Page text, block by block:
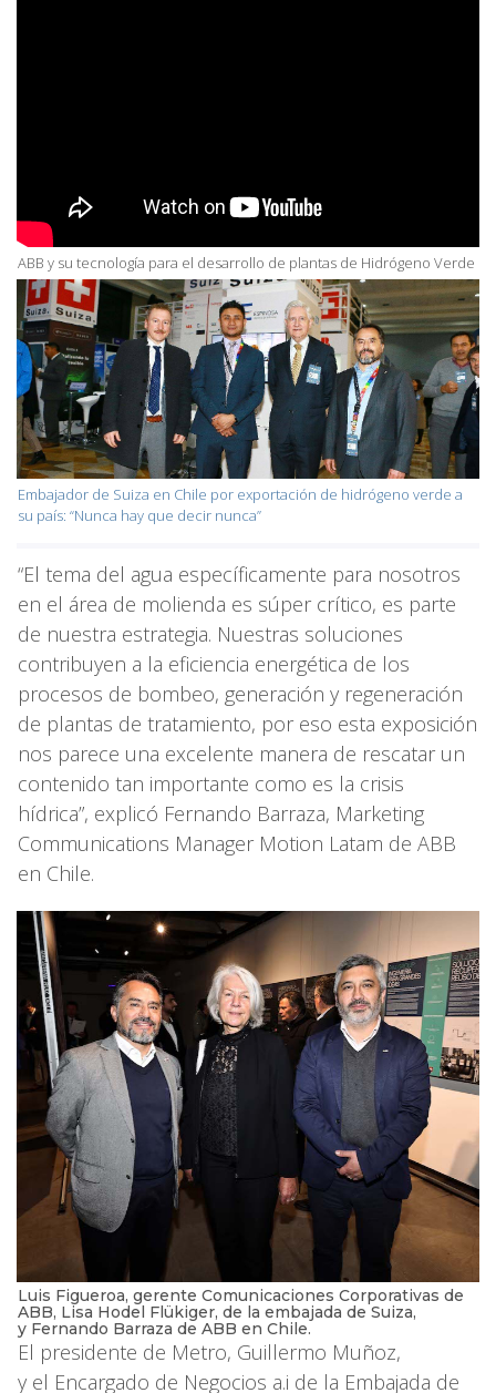
ABB y su tecnología para el desarrollo de plantas de Hidrógeno Verde
Embajador de Suiza en Chile por exportación de hidrógeno verde a
su país: “Nunca hay que decir nunca”
“El tema del agua específicamente para nosotros
en el área de molienda es súper crítico, es parte
de nuestra estrategia. Nuestras soluciones
contribuyen a la eficiencia energética de los
procesos de bombeo, generación y regeneración
de plantas de tratamiento, por eso esta exposición
nos parece una excelente manera de rescatar un
contenido tan importante como es la crisis
hídrica”, explicó Fernando Barraza, Marketing
Communications Manager Motion Latam de ABB
en Chile.
Luis Figueroa, gerente Comunicaciones Corporativas de
ABB, Lisa Hodel Flükiger, de la embajada de Suiza,
y Fernando Barraza de ABB en Chile.
El presidente de Metro, Guillermo Muñoz,
y el Encargado de Negocios a.i de la Embajada de